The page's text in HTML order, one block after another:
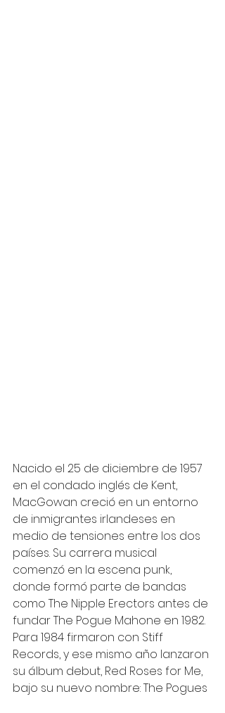
Nacido el 25 de diciembre de 1957
en el condado inglés de Kent,
MacGowan creció en un entorno
de inmigrantes irlandeses en
medio de tensiones entre los dos
países. Su carrera musical
comenzó en la escena punk,
donde formó parte de bandas
como The Nipple Erectors antes de
fundar The Pogue Mahone en 1982.
Para 1984 firmaron con Stiff
Records, y ese mismo año lanzaron
su álbum debut, Red Roses for Me,
bajo su nuevo nombre: The Pogues